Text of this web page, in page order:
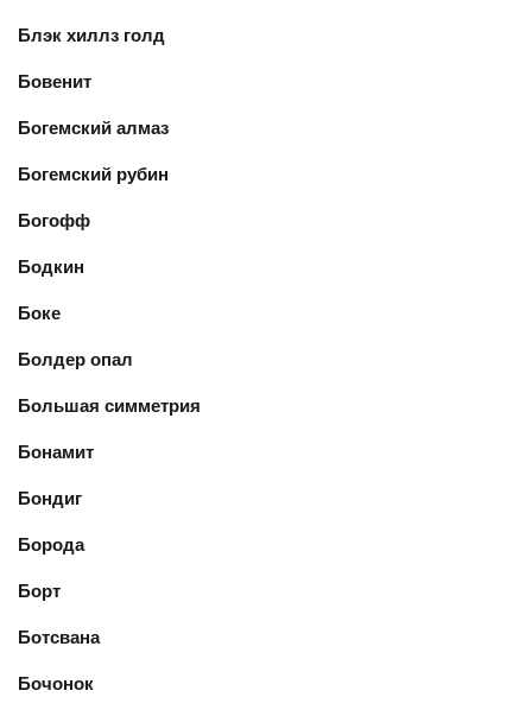
Блэк хиллз голд
Бовенит
Богемский алмаз
Богемский рубин
Богофф
Бодкин
Боке
Болдер опал
Большая симметрия
Бонамит
Бондиг
Борода
Борт
Ботсвана
Бочонок